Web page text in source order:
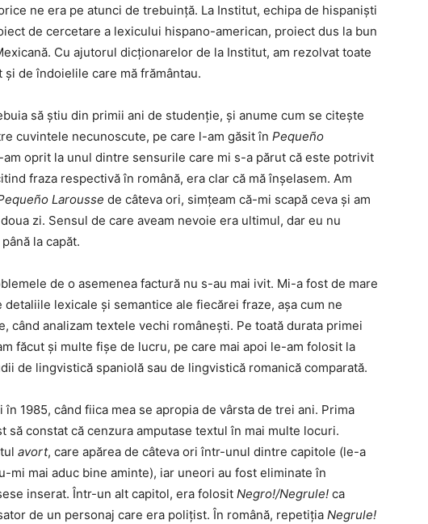
ne era pe atunci de trebuință. La Institut, echipa de hispaniști
de cercetare a lexicului hispano-american, proiect dus la bun
Cu ajutorul dicționarelor de la Institut, am rezolvat toate
de îndoielile care mă frământau.
să știu din primii ani de studenție, și anume cum se citește
cuvintele necunoscute, pe care l-am găsit în Pequeño
oprit la unul dintre sensurile care mi s-a părut că este potrivit
fraza respectivă în română, era clar că mă înșelasem. Am
Larousse de câteva ori, simțeam că-mi scapă ceva și am
zi. Sensul de care aveam nevoie era ultimul, dar eu nu
la capăt.
de o asemenea factură nu s-au mai ivit. Mi-a fost de mare
lexicale și semantice ale fiecărei fraze, așa cum ne
când analizam textele vechi românești. Pe toată durata primei
făcut și multe fișe de lucru, pe care mai apoi le-am folosit la
de lingvistică spaniolă sau de lingvistică romanică comparată.
1985, când fiica mea se apropia de vârsta de trei ani. Prima
să constat că cenzura amputase textul în mai multe locuri.
avort, care apărea de câteva ori într-unul dintre capitole (le-a
mi mai aduc bine aminte), iar uneori au fost eliminate în
inserat. Într-un alt capitol, era folosit Negro!/Negrule! ca
de un personaj care era polițist. În română, repetiția Negrule!